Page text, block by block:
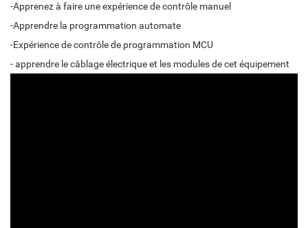
-Apprenez à faire une expérience de contrôle manuel
-Apprendre la programmation automate
-Expérience de contrôle de programmation MCU
- apprendre le câblage électrique et les modules de cet équipement